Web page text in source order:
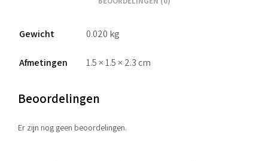
Gewicht 0.020 kg
Afmetingen 1.5 × 1.5 × 2.3 cm
Beoordelingen
Er zijn nog geen beoordelingen.